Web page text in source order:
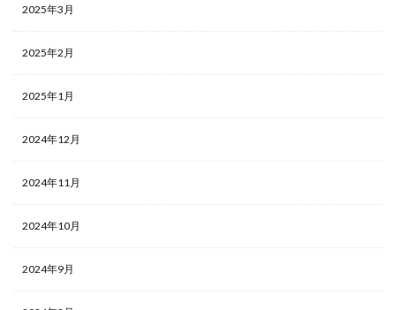
2025年3月
2025年2月
2025年1月
2024年12月
2024年11月
2024年10月
2024年9月